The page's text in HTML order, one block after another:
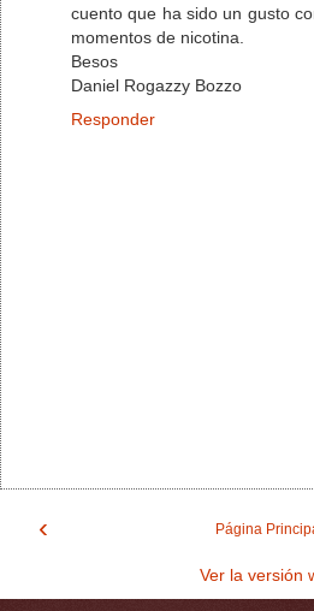
cuento que ha sido un gusto
momentos de nicotina.
Besos
Daniel Rogazzy Bozzo
Responder
‹ Página
Ver la versión